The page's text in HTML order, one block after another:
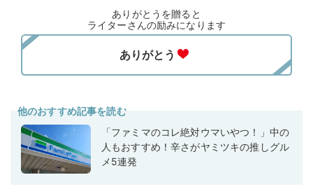
ありがとうを贈ると
ライターさんの励みになります
他のおすすめ記事を読む
「ファミマのコレ絶対ウマいやつ！」中の
人もおすすめ！辛さがヤミツキの推しグル
メ5連発